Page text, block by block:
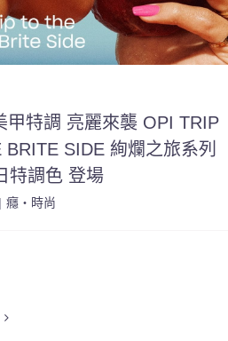
甲特調 亮麗來襲 OPI TRIP
BRITE SIDE 絢爛之旅系列
特調色 登場
| 癮・時尚